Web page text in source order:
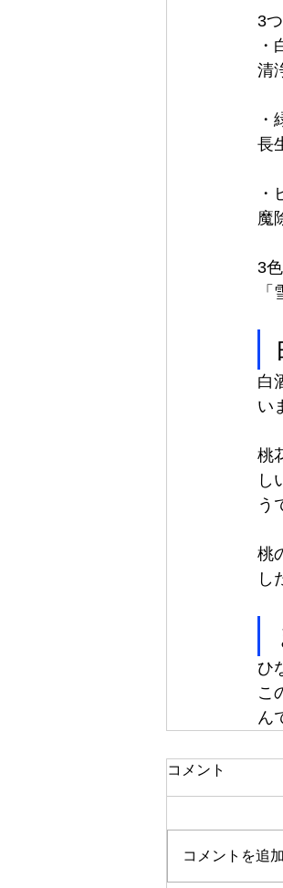
3
・
清
・
長
・
魔
3
白
い
桃
し
う
桃
し
ひ
こ
ん
コメント
コメントを追